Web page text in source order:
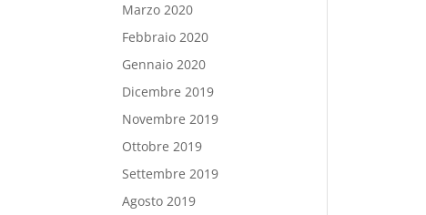
Marzo 2020
Febbraio 2020
Gennaio 2020
Dicembre 2019
Novembre 2019
Ottobre 2019
Settembre 2019
Agosto 2019